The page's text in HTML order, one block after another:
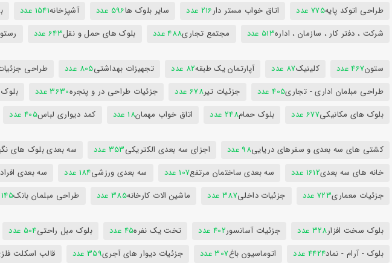
طراحی اتوکد پایه775 عدد اتاق خواب مستر دار216 عدد سایر بلوک ها596 عدد آشپزخانه1541 عدد
شرکت ، دفتر کار ، سازمان ، اداره513 عدد مجتمع تجاری488 عدد بلوک های حمل و نقل643 عدد
ستون467 عدد کلینیک87 عدد آپارتمان یک طبقه82 عدد تجهیزات بهداشتی805 عدد طراحی
طراحی مبلمان اداری - تجاری405 عدد جزئیات تیر678 عدد جزئیات طراحی در و پنجره3630 عدد بلوک
بلوک های مکانیکی677 عدد بلوک حمام248 عدد اتاق خواب مهمان18 عدد کمد دیواری لباس405 عدد
کشتی های سه بعدی و سفرهای دریایی98 عدد اجزای سه بعدی الکتریکی353 عدد سه بعدی بلوک های
خانه های سه بعدی1612 عدد سه بعدی ساختمان مرتفع107 عدد سه بعدی ورزشی184 عدد سه بعدی افراد
جزئیات معماری723 عدد جزئیات داخلی387 عدد ماشین الات کارخانه385 عدد طراحی مبلمان بانک145 عدد
بلوک سخت افزار328 عدد جزئیات آسانسور402 عدد تخت یک نفره45 عدد بلوک مبل راحتی504 عدد
بلوک - آرام - نماد4424 عدد اتوماسیون باغ307 عدد جزئیات دیوار های آجری359 عدد قالب اسکلت